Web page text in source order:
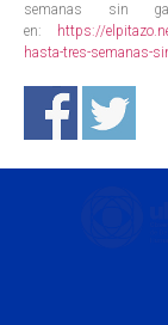
semanas sin
en: https://
hasta-tres-semanas-